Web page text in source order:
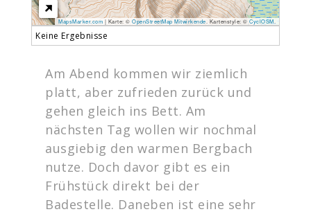
MapsMarker.com | Karte: © OpenStreetMap Mitwirkende . Kartenstyle: ©CyclOSM
Keine Ergebnisse
Am Abend kommen wir ziemlich
platt, aber zufrieden zurück und
gehen gleich ins Bett. Am
nächsten Tag wollen wir nochmal
ausgiebig den warmen Bergbach
nutze. Doch davor gibt es ein
Frühstück direkt bei der
Badestelle. Daneben ist eine sehr